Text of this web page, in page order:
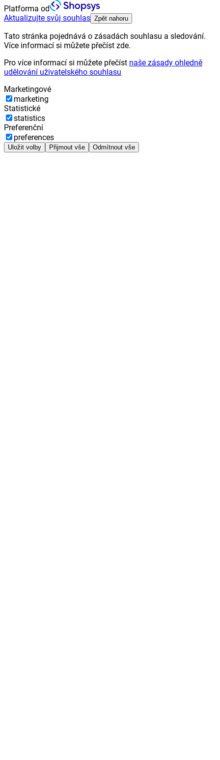
Platforma od
Aktualizujte svůj souhlas Zpět nahoru
Tato stránka pojednává o zásadách souhlasu a sledování.
Více informací si můžete přečíst zde.
Pro více informací si můžete přečíst naše zásady ohledně
udělování uživatelského souhlasu
Marketingové
marketing
Statistické
statistics
Preferenční
preferences
Uložit volby Přijmout vše Odmítnout vše